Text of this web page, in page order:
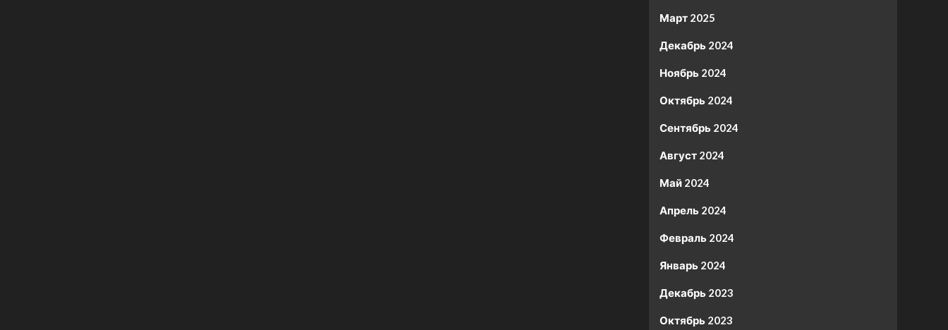
Март 2025
Декабрь 2024
Ноябрь 2024
Октябрь 2024
Сентябрь 2024
Август 2024
Май 2024
Апрель 2024
Февраль 2024
Январь 2024
Декабрь 2023
Октябрь 2023